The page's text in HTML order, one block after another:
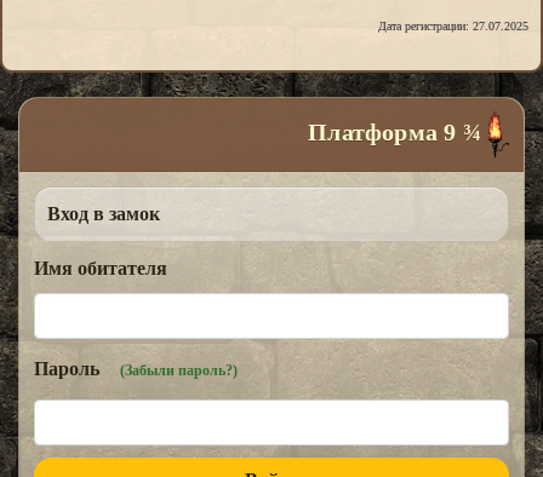
Дата регистрации: 27.07.2025
Платформа 9 ¾
Вход в замок
Имя обитателя
Пароль (Забыли пароль?)